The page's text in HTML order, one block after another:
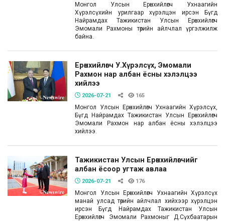
Монгол Улсын Ерөнхийлөгч Ухнаагийн
Хүрэлсүхийн урилгаар хүрэлцэн ирсэн Бүгд
Найрамдах Тажикистан Улсын Ерөнхийлөгч
Эмомали Рахмоны төрийн айлчлал үргэлжилж
байна.
Ерөнхийлөгч У.Хүрэлсүх, Эмомали
Рахмон нар албан ёсны хэлэлцээ
хийлээ
2026-07-21 165
Монгол Улсын Ерөнхийлөгч Ухнаагийн Хүрэлсүх,
Бүгд Найрамдах Тажикистан Улсын Ерөнхийлөгч
Эмомали Рахмон нар албан ёсны хэлэлцээ
хийлээ.
Тажикистан Улсын Ерөнхийлөгчийг
албан ёсоор угтаж авлаа
2026-07-21 176
Монгол Улсын Ерөнхийлөгч Ухнаагийн Хүрэлсүх
манай улсад төрийн айлчлал хийхээр хүрэлцэн
ирсэн Бүгд Найрамдах Тажикистан Улсын
Ерөнхийлөгч Эмомали Рахмоныг Д.Сүхбаатарын